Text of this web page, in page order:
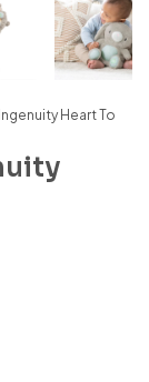
Heart To